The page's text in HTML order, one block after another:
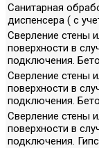
Санитарная
диспенсера ( с
Сверление стены
поверхности в
подключения.
Сверление стены
поверхности в
подключения.
Сверление стены
поверхности в
подключения.